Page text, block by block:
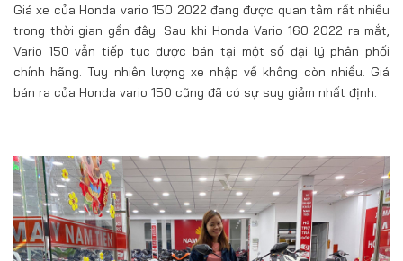
Giá xe của Honda vario 150 2022 đang được quan tâm rất nhiều
trong thời gian gần đây. Sau khi Honda Vario 160 2022 ra mắt,
Vario 150 vẫn tiếp tục được bán tại một số đại lý phân phối
chính hãng. Tuy nhiên lượng xe nhập về không còn nhiều. Giá
bán ra của Honda vario 150 cũng đã có sự suy giảm nhất định.